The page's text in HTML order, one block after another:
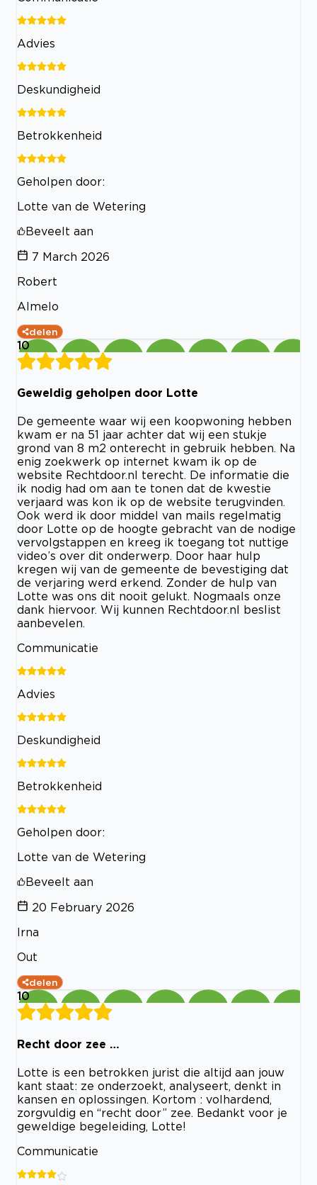
Advies
Deskundigheid
Betrokkenheid
Geholpen door:
Lotte van de Wetering
Beveelt aan
7 March 2026
Robert
Almelo
delen
10
Geweldig geholpen door Lotte
De gemeente waar wij een koopwoning hebben
kwam er na 51 jaar achter dat wij een stukje
grond van 8 m2 onterecht in gebruik hebben. Na
enig zoekwerk op internet kwam ik op de
website Rechtdoor.nl terecht. De informatie die
ik nodig had om aan te tonen dat de kwestie
verjaard was kon ik op de website terugvinden.
Ook werd ik door middel van mails regelmatig
door Lotte op de hoogte gebracht van de nodige
vervolgstappen en kreeg ik toegang tot nuttige
video’s over dit onderwerp. Door haar hulp
kregen wij van de gemeente de bevestiging dat
de verjaring werd erkend. Zonder de hulp van
Lotte was ons dit nooit gelukt. Nogmaals onze
dank hiervoor. Wij kunnen Rechtdoor.nl beslist
aanbevelen.
Communicatie
Advies
Deskundigheid
Betrokkenheid
Geholpen door:
Lotte van de Wetering
Beveelt aan
20 February 2026
Irna
Out
delen
10
Recht door zee …
Lotte is een betrokken jurist die altijd aan jouw
kant staat: ze onderzoekt, analyseert, denkt in
kansen en oplossingen. Kortom : volhardend,
zorgvuldig en “recht door” zee. Bedankt voor je
geweldige begeleiding, Lotte!
Communicatie